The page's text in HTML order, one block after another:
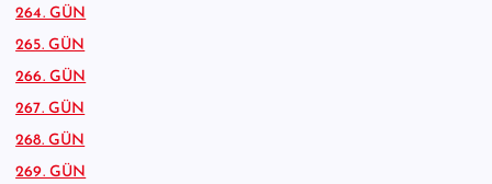
264. GÜN
265. GÜN
266. GÜN
267. GÜN
268. GÜN
269. GÜN